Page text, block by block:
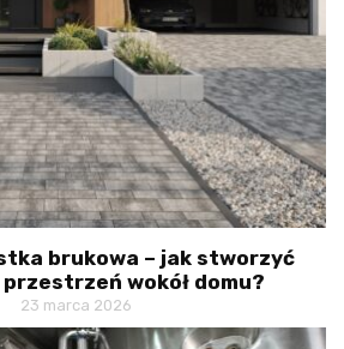
brukowa – jak stworzyć
wokół domu?
23 marca 2026